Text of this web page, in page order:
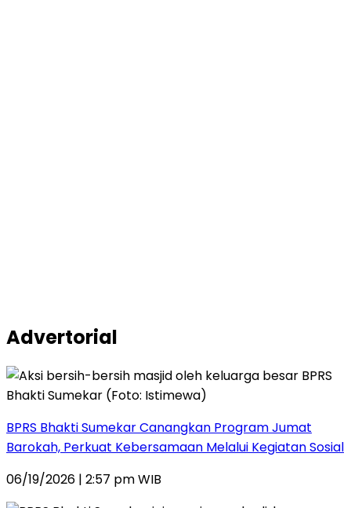
Advertorial
BPRS Bhakti Sumekar Canangkan Program Jumat
Barokah, Perkuat Kebersamaan Melalui Kegiatan Sosial
06/19/2026 | 2:57 pm WIB